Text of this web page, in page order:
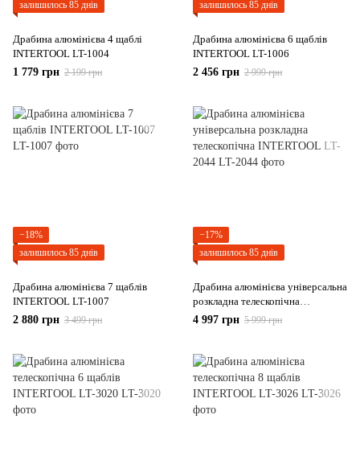
залишилось 85 днів
Драбина алюмінієва 4 щаблі
INTERTOOL LT-1004
1 779 грн 2 199 грн
залишилось 85 днів
Драбина алюмінієва 6 щаблів
INTERTOOL LT-1006
2 456 грн 2 999 грн
−18%
залишилось 85 днів
Драбина алюмінієва 7 щаблів
INTERTOOL LT-1007
2 880 грн 3 499 грн
−17%
залишилось 85 днів
Драбина алюмінієва універсальна
розкладна телескопічна
INTERTOOL LT-2044
4 997 грн 5 999 грн